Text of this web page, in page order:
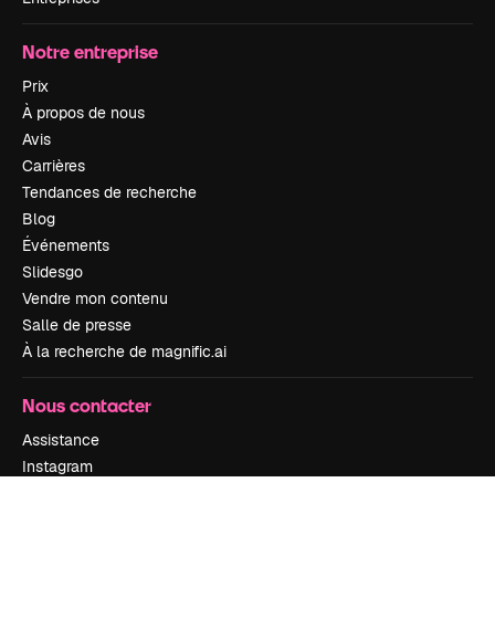
Notre entreprise
Prix
À propos de nous
Avis
Carrières
Tendances de recherche
Blog
Événements
Slidesgo
Vendre mon contenu
Salle de presse
À la recherche de magnific.ai
Nous contacter
Assistance
Instagram